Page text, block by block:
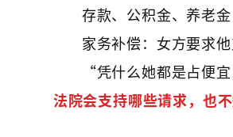
存款、公积金、养老
家务补偿：女方要求他
“凭什么她都是占便
法院会支持哪些请求，也